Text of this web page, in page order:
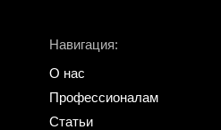
Навигация:
О нас
Профессионалам
Статьи